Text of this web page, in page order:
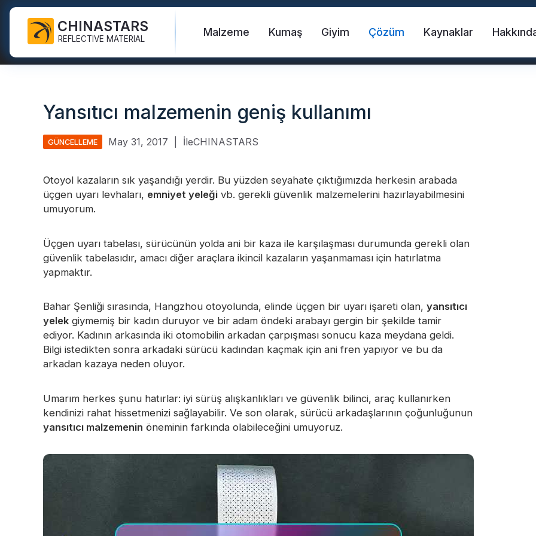
CHINASTARS
REFLECTIVE MATERIAL
Malzeme
Endüstriyel Yıkama Bandı
FR Reflektif Bant
Yansıtıcı Şerit
Yansıtıcı Borular
Yansıtıcı İplik
Prizmatik Bant
Kumaş
Gökkuşağı Yansıtıcı Kumaş
Yansıtıcı Baskı Kumaşı
Renkli Yansıtıcı Kumaş
Degrade Yansıtıcı Kumaş
Delikli Yansıtıcı Kumaş
Giyim
Merhaba Vis Ceketler
Güvenlik Pantolonu
Güvenlik Gömlekleri ve
Tişörtleri
Çözüm
yeni ürünler
Video
Kaynaklar
Katalog
Uluslararası standartlar
Hızlı Linkler: Yansıtıcı Kumaş
Yansıtıcı Isı Transferi Vinil Gökkuşağı Yansıtıcı Kumaş
Yansıtıcı malzemenin geniş kullanımı
GÜNCELLEME May 31, 2017 İleCHINASTARS
Otoyol kazaların sık yaşandığı yerdir. Bu yüzden seyahate çıktığımızda herkesin arabada
üçgen uyarı levhaları, emniyet yeleği vb. gerekli güvenlik malzemelerini hazırlayabilmesini
umuyorum.
Üçgen uyarı tabelası, sürücünün yolda ani bir kaza ile karşılaşması durumunda gerekli olan
güvenlik tabelasıdır, amacı diğer araçlara ikincil kazaların yaşanmaması için hatırlatma
yapmaktır.
Bahar Şenliği sırasında, Hangzhou otoyolunda, elinde üçgen bir uyarı işareti olan, yansıtıcı
yelek giymemiş bir kadın duruyor ve bir adam öndeki arabayı gergin bir şekilde tamir
ediyor. Kadının arkasında iki otomobilin arkadan çarpışması sonucu kaza meydana geldi.
Bilgi istedikten sonra arkadaki sürücü kadından kaçmak için ani fren yapıyor ve bu da
arkadan kazaya neden oluyor.
Umarım herkes şunu hatırlar: iyi sürüş alışkanlıkları ve güvenlik bilinci, araç kullanırken
kendinizi rahat hissetmenizi sağlayabilir. Ve son olarak, sürücü arkadaşlarının çoğunluğunun
yansıtıcı malzemenin öneminin farkında olabileceğini umuyoruz.